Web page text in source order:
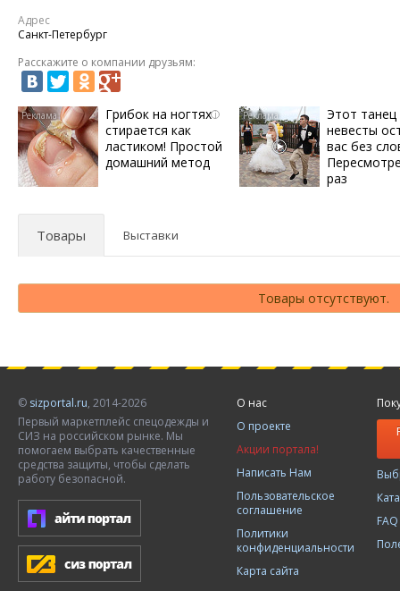
Адрес
Санкт-Петербург
Расскажите о компании друзьям:
i
Грибок на ногтях
стирается как
ластиком! Простой
домашний метод
Этот танец
невесты
вас без
раз
Товары Выставки
Товары отсутствуют.
© sizportal.ru, 2014-2026
Первый маркетплейс спецодежды и
СИЗ на российском рынке. Мы
помогаем выбрать качественные
средства защиты, чтобы сделать
работу безопасной.
О нас
О проекте
Акции портала!
Написать Нам
Пользовательское
соглашение
Политики
конфиденциальности
Карта сайта
FAQ